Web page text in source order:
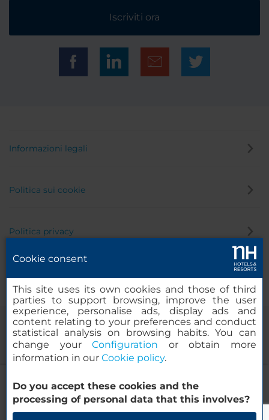
NH Ciudad de Zaragoza
Iscriviti ora
Informazioni legali
Politica sui cookie
Politica privacy
© 2000-2026 MINOR HOTELS EUROPE & AMERICAS Santa Engracia
120. 28003 Madrid, Spagna
Cookie consent
This site uses its own cookies and those of third
parties to support browsing, improve the user
experience, personalise ads, display ads and
content relating to your preferences and conduct
statistical analysis on browsing habits. You can
change yourConfiguration or obtain more
information in our Cookie policy.
Do you accept these cookies and the
processing of personal data that this involves?